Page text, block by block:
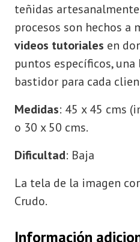
teñidas
procesos son hechos a
videos tutoriales en
puntos específicos,
bastidor para cada
Medidas: 45 x 45 cms
o 30 x 50 cms.
Dificultad: Baja
La tela de la imagen
Crudo.
Información